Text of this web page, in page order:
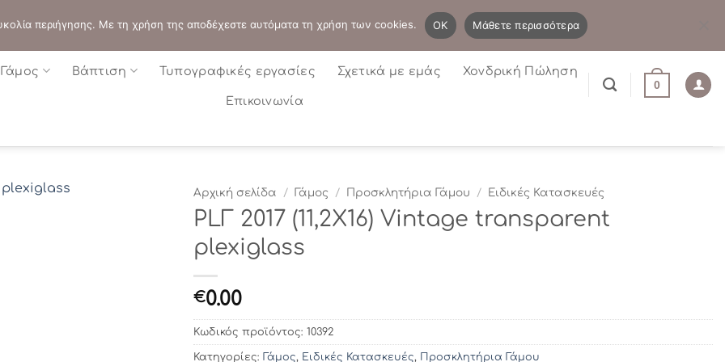
Η λίστα μου Newsletter
Γάμος Βάπτιση Τυπογραφικές εργασίες Σχετικά με εμάς Χονδρική Πώληση
Επικοινωνία
0
Αρχική σελίδα / Γάμος / Προσκλητήρια Γάμου / Ειδικές Κατασκευές
PLΓ 2017 (11,2Χ16) Vintage transparent
plexiglass
€0.00
Κωδικός προϊόντος: 10392
Κατηγορίες: Γάμος, Ειδικές Κατασκευές, Προσκλητήρια Γάμου
περιήγησης. Με τη χρήση της αποδέχεστε αυτόματα τη χρήση των cookies. OK Μάθετε περισσότερα